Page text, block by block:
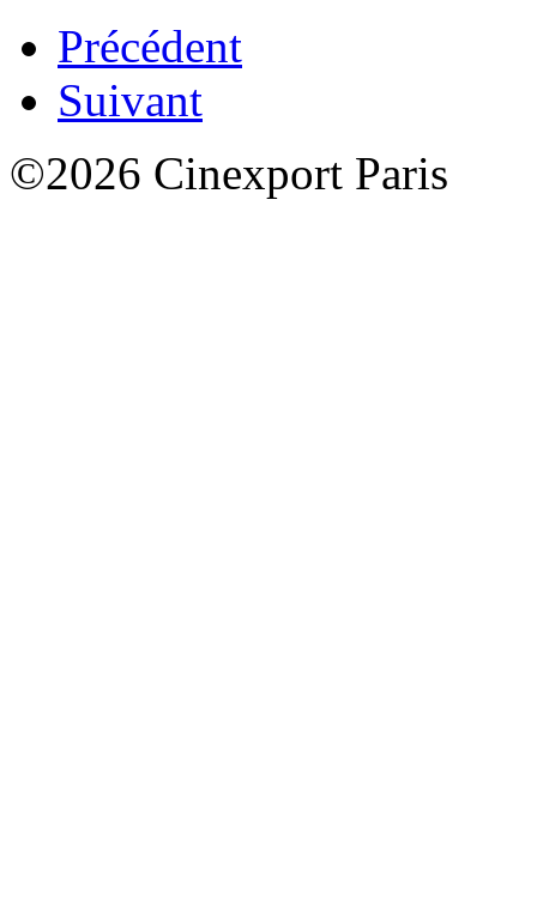
Précédent
Suivant
©2026 Cinexport Paris